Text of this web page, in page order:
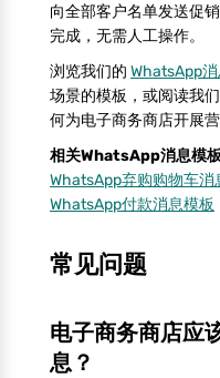
向全部客户名单发送促
完成，无需人工操作。
浏览我们的 WhatsApp
场景的模板，或阅读我
何为电子商务商店开展营
相关WhatsApp消息模板
WhatsApp弃购购物车消
WhatsApp付款消息模板
常见问题
电子商务商店应
息？